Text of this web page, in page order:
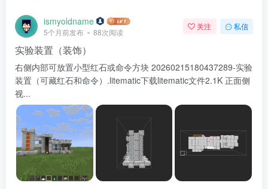
ismyoldname
5个月前发布 88次阅读
关注 私信
实验装置（装饰）
右侧内部可放置小型红石或命令方块 20260215180437289-实验
装置（可藏红石和命令）.litematic下载litematic文件2.1K 正面侧
视...